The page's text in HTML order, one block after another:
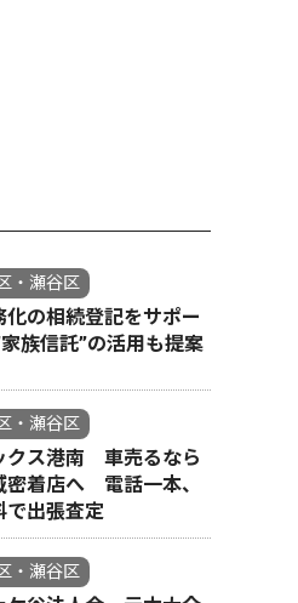
・瀬谷区
化の相続登記をサポー
家族信託”の活用も提案
・瀬谷区
クス港南 車売るなら
密着店へ 電話一本、
で出張査定
・瀬谷区